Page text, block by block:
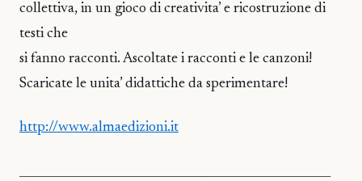
collettiva, in un gioco di creativita’ e ricostruzione di
testi che
si fanno racconti. Ascoltate i racconti e le canzoni!
Scaricate le unita’ didattiche da sperimentare!
http://www.almaedizioni.it